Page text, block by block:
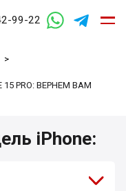
99-22
>
PRO: ВЕРНЕМ ВАМ
iPhone: